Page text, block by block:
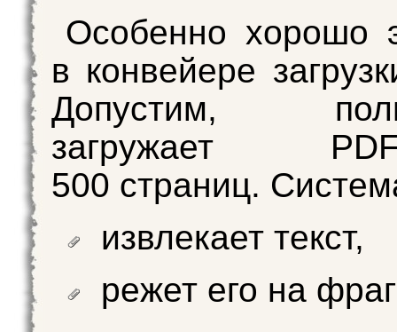
Особенно хорошо
в конвейере
Допустим,
загружает
500 страниц.
извлекает текст,
режет его на